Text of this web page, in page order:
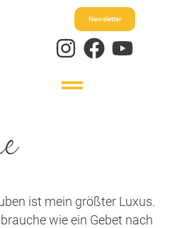
Newsletter
ist mein größter Luxus.
wie ein Gebet nach